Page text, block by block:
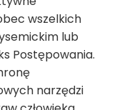
wszelkich
lub
Postępowania.
narzędzi